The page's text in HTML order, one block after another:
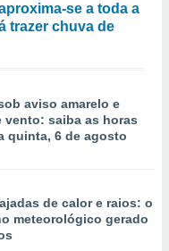
se a toda a
trazer chuva de
aviso amarelo e
vento: saiba as horas
quinta, 6 de agosto
de calor e raios: o
meteorológico gerado